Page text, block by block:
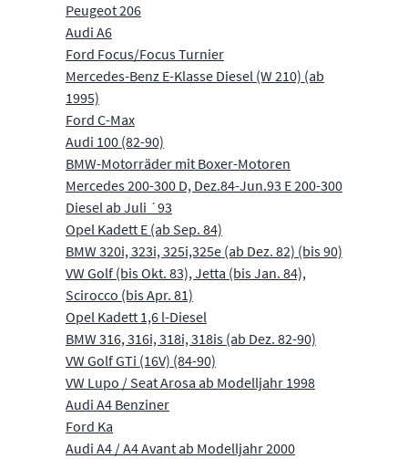
Peugeot 206
Audi A6
Ford Focus/Focus Turnier
Mercedes-Benz E-Klasse Diesel (W 210) (ab
1995)
Ford C-Max
Audi 100 (82-90)
BMW-Motorräder mit Boxer-Motoren
Mercedes 200-300 D, Dez.84-Jun.93 E 200-300
Diesel ab Juli ´93
Opel Kadett E (ab Sep. 84)
BMW 320i, 323i, 325i,325e (ab Dez. 82) (bis 90)
VW Golf (bis Okt. 83), Jetta (bis Jan. 84),
Scirocco (bis Apr. 81)
Opel Kadett 1,6 l-Diesel
BMW 316, 316i, 318i, 318is (ab Dez. 82-90)
VW Golf GTi (16V) (84-90)
VW Lupo / Seat Arosa ab Modelljahr 1998
Audi A4 Benziner
Ford Ka
Audi A4 / A4 Avant ab Modelljahr 2000